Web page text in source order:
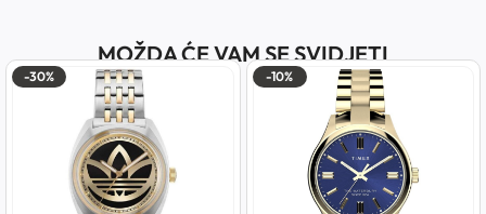
MOŽDA ĆE VAM SE SVIDJETI
-30% -10%